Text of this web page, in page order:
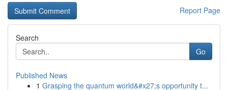
Report Page
Search
Go
Published News
1 Grasping the quantum world&#x27;s opportunity t...